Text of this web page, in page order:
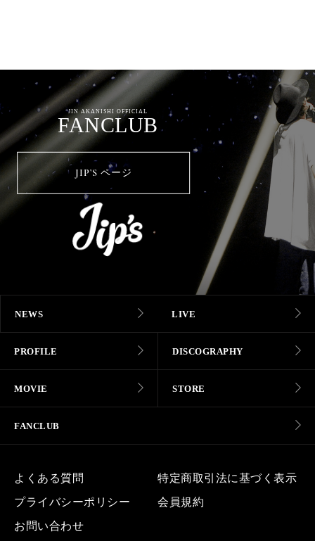
JIN AKANISHI OFFICIAL
FANCLUB
JIP’S ページ
NEWS LIVE
PROFILE DISCOGRAPHY
MOVIE STORE
FANCLUB
よくある質問
特定商取引法に基づく表示
プライバシーポリシー
会員規約
お問い合わせ